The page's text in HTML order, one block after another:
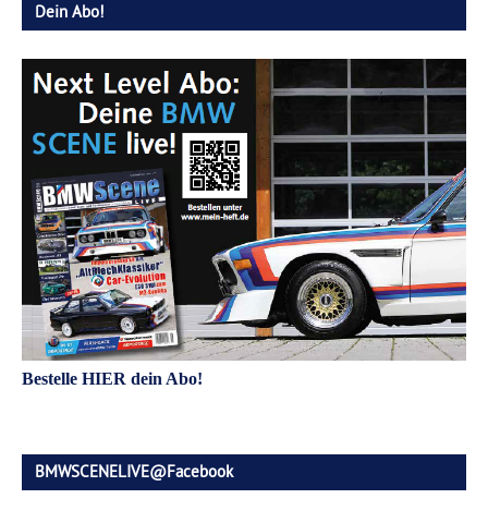
Dein Abo!
Bestelle HIER dein Abo!
BMWSCENELIVE@Facebook